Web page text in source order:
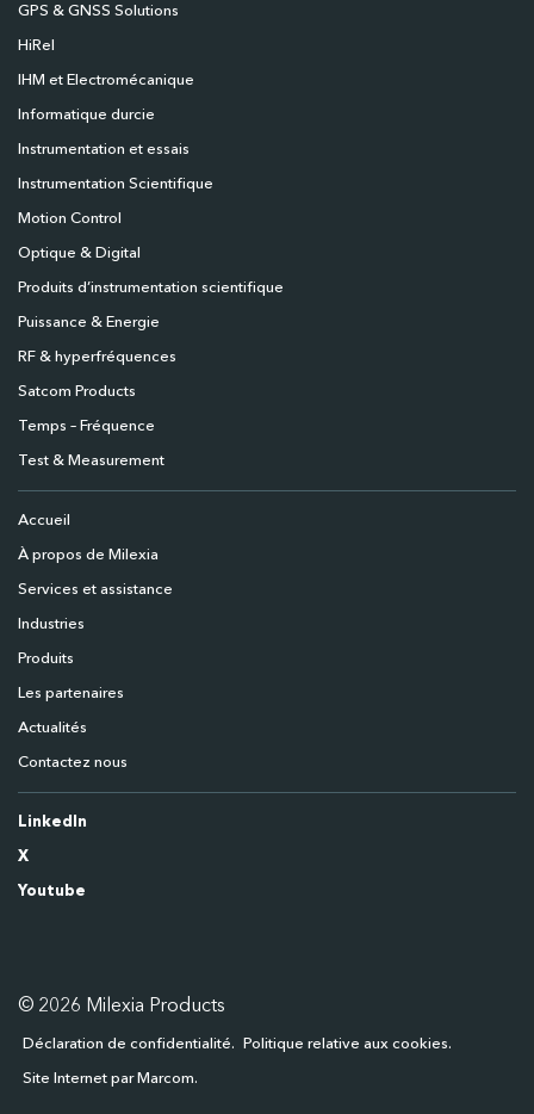
GPS & GNSS Solutions
HiRel
IHM et Electromécanique
Informatique durcie
Instrumentation et essais
Instrumentation Scientifique
Motion Control
Optique & Digital
Produits d’instrumentation scientifique
Puissance & Energie
RF & hyperfréquences
Satcom Products
Temps – Fréquence
Test & Measurement
Accueil
À propos de Milexia
Services et assistance
Industries
Produits
Les partenaires
Actualités
Contactez nous
LinkedIn
X
Youtube
© 2026 Milexia Products
Déclaration de confidentialité Politique relative aux cookies
Site Internet par Marcom